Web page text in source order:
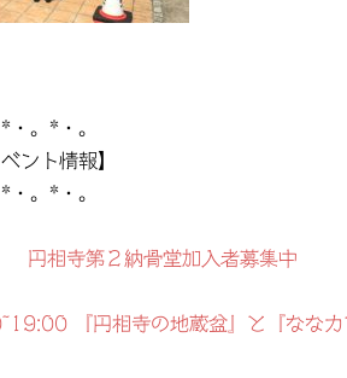
・。*・。
ント情報】
・。*・。
円相寺第２納骨堂加入者募集中
『円相寺の地蔵盆』と『なな